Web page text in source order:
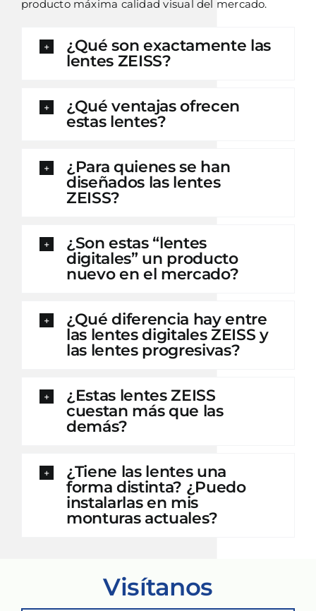
producto máxima calidad visual del mercado.
¿Qué son exactamente las
lentes ZEISS?
¿Qué ventajas ofrecen
estas lentes?
¿Para quienes se han
diseñados las lentes
ZEISS?
¿Son estas “lentes
digitales” un producto
nuevo en el mercado?
¿Qué diferencia hay entre
las lentes digitales ZEISS y
las lentes progresivas?
¿Estas lentes ZEISS
cuestan más que las
demás?
¿Tiene las lentes una
forma distinta? ¿Puedo
instalarlas en mis
monturas actuales?
Visítanos